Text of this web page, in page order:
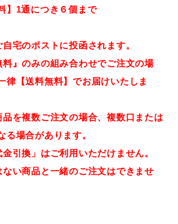
】1通につき６個まで
宅のポストに投函されます。
』のみの組み合わせでご注文の場
律【送料無料】でお届けいたしま
を複数ご注文の場合、複数口または
る場合があります。
引換」はご利用いただけません。
い商品と一緒のご注文はできませ